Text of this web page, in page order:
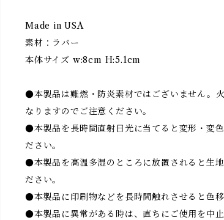
Made in USA
素材：ラバー
本体サイズ w:8cm H:5.1cm
●本製品は難燃・防炎素材ではございません。
なりますのでご注意ください。
●本製品を長時間直射日光に当てると変形・変
ださい。
●本製品を高温多湿のところに放置されると生
ださい。
●本製品に印刷物などを長時間触れさせると色
●本製品に異常がある時は、直ちにご使用を中止